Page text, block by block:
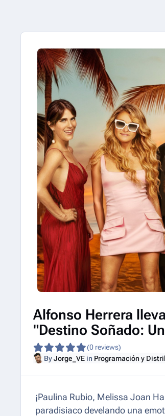
Alfonso Herrera
"Destino Soñado:
(0 reviews)
ByJorge_VEin Programación y
¡Paulina Rubio, Melissa Joan
paradisiaco develando una